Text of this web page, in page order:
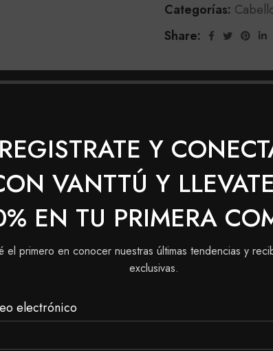
REGISTRATE Y
VANTTÚ Y
EN TU PRIMERA
el primero en conocer nuestras últimas tendencias y
exclusivas.
electrónico
Categorías:
Share:
Maxybelt Shampoo Proteina de
nutrientes por su alto contenido de
cabello, aportando un brillo natural, ayudando
acondicionadora y nutritiva y Siliconas que